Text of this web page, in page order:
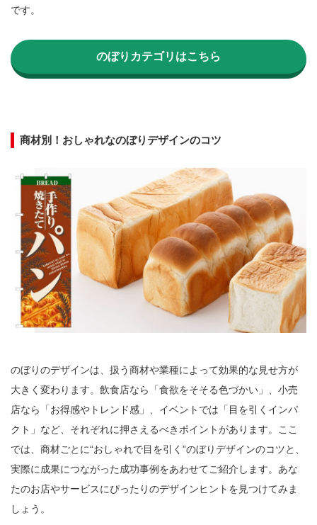
です。
のぼりカテゴリはこちら
商材別！おしゃれなのぼりデザインのコツ
のぼりのデザインは、扱う商材や業種によって効果的な見せ方が
大きく変わります。飲食店なら「食欲をそそる色づかい」、小売
店なら「お得感やトレンド感」、イベントでは「目を引くインパ
クト」など、それぞれに押さえるべきポイントがあります。ここ
では、商材ごとに“おしゃれで目を引く”のぼりデザインのコツと、
実際に成果につながった成功事例をあわせてご紹介します。あな
たのお店やサービスにぴったりのデザインヒントを見つけてみま
しょう。